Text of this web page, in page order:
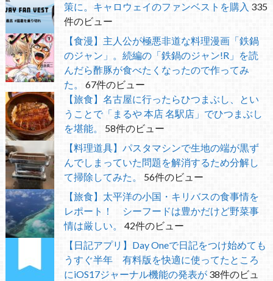
策に。キャロウェイのファンベストを購入 335
件のビュー
【食漫】主人公が極悪非道な料理漫画「鉄鍋
のジャン」。続編の「鉄鍋のジャン!R」を読
んだら酢豚が食べたくなったので作ってみ
た。
67件のビュー
【旅食】名古屋に行ったらひつまぶし、とい
うことで「まるや 本店 名駅店」でひつまぶし
を堪能。
58件のビュー
【料理道具】パスタマシンで生地の端が黒ず
んでしまっていた問題を解消するため分解し
て掃除してみた。
56件のビュー
【旅食】太平洋の小国・キリバスの食事情を
レポート！ シーフードは豊かだけど野菜事
情は厳しい。
42件のビュー
【日記アプリ】Day Oneで日記をつけ始めても
うすぐ半年 有料版を快適に使ってたところ
にiOS17ジャーナル機能の発表が 38件のビュ